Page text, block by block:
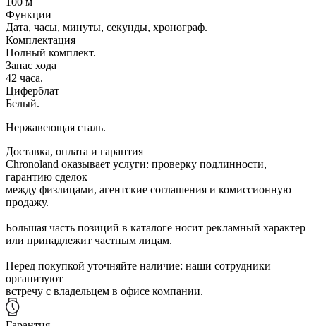
Функции
Дата, часы, минуты, секунды, хронограф.
Комплектация
Полный комплект.
Запас хода
42 часа.
Циферблат
Белый.
Нержавеющая сталь.
Доставка, оплата и гарантия
Chronoland оказывает услуги: проверку подлинности,
гарантию сделок
между физлицами, агентские соглашения и комиссионную
продажу.
Большая часть позиций в каталоге носит рекламный характер
или принадлежит частным лицам.
Перед покупкой уточняйте наличие: наши сотрудники
организуют
встречу с владельцем в офисе компании.